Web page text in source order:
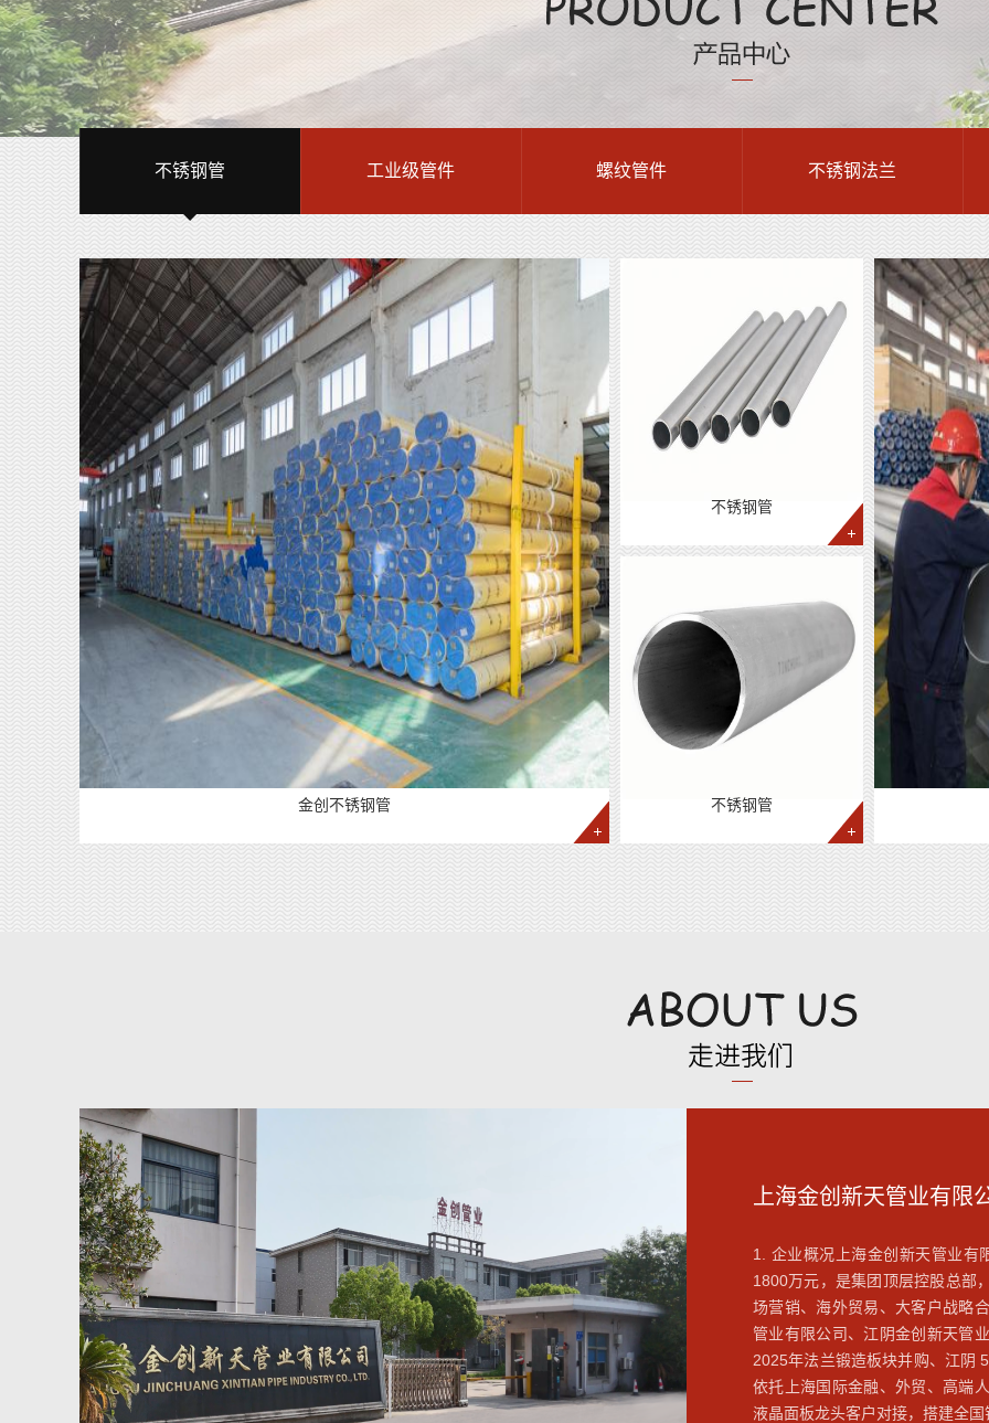
不锈钢管 工业级管件 螺纹管件 不锈钢法兰
金创不锈钢管
不锈钢管
不锈钢管
上海金创新天管业有限
1. 企业概况上海金创新天管业有
1800万元，是集团顶层控股总部
场营销、海外贸易、大客户战略
管业有限公司、江阴金创新天管
2025年法兰锻造板块并购、江阴
依托上海国际金融、外贸、高端
液晶面板龙头客户对接，搭建全国